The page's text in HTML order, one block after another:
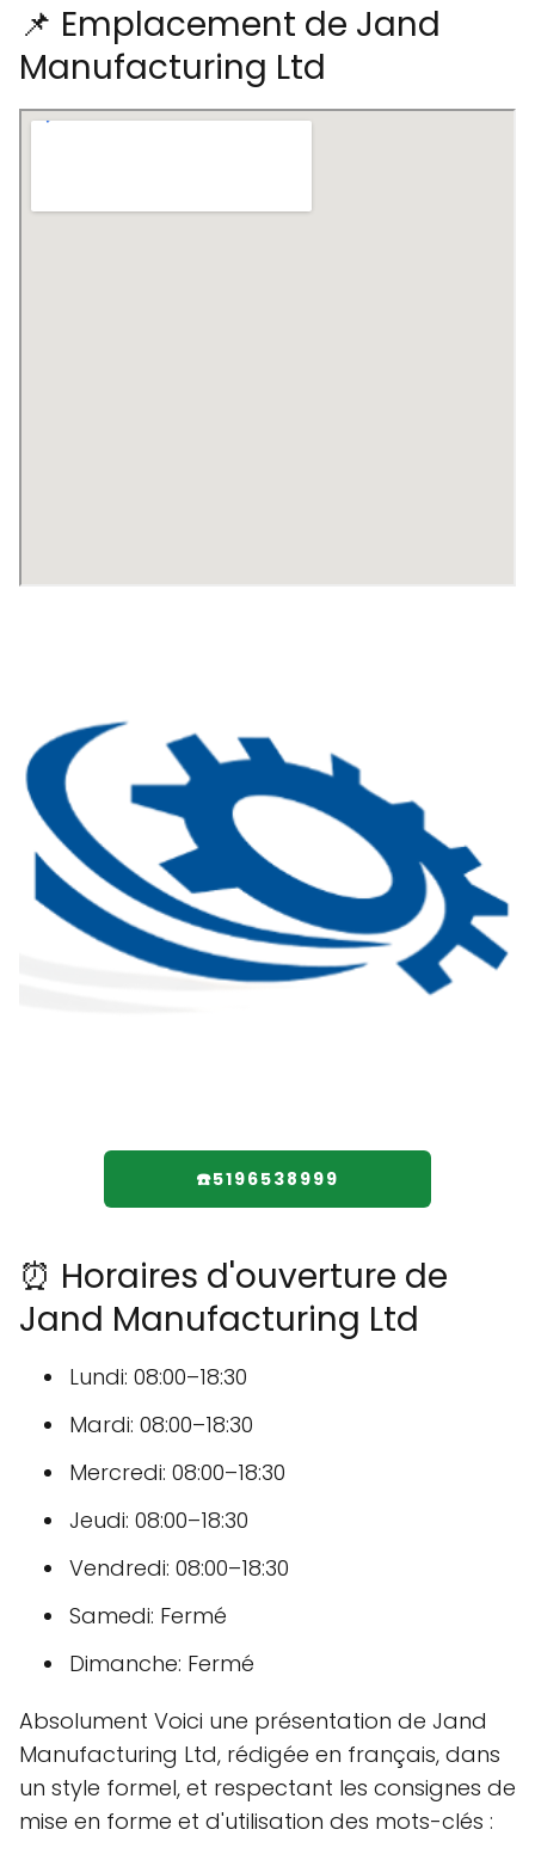
📌 Emplacement de Jand
Manufacturing Ltd
☎️5196538999
⏰ Horaires d'ouverture de
Jand Manufacturing Ltd
Lundi: 08:00–18:30
Mardi: 08:00–18:30
Mercredi: 08:00–18:30
Jeudi: 08:00–18:30
Vendredi: 08:00–18:30
Samedi: Fermé
Dimanche: Fermé
Absolument Voici une présentation de Jand
Manufacturing Ltd, rédigée en français, dans
un style formel, et respectant les consignes de
mise en forme et d'utilisation des mots-clés :